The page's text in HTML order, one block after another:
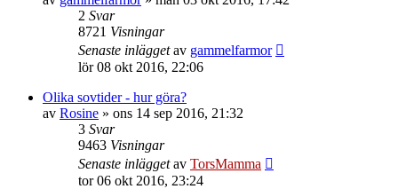
2 Svar
8721 Visningar
Senaste inläggetav gammelfarmor
lör 08 okt 2016, 22:06
Olika sovtider - hur göra?
av Rosine » ons 14 sep 2016, 21:32
3 Svar
9463 Visningar
Senaste inläggetav TorsMamma
tor 06 okt 2016, 23:24